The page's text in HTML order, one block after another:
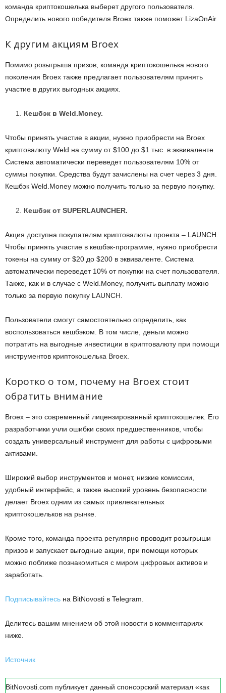
команда криптокошелька выберет другого пользователя.
Определить нового победителя Broex также поможет LizaOnAir.
К другим акциям Broex
Помимо розыгрыша призов, команда криптокошелька нового
поколения Broex также предлагает пользователям принять
участие в других выгодных акциях.
Кешбэк в Weld.Money.
Чтобы принять участие в акции, нужно приобрести на Broex
криптовалюту Weld на сумму от $100 до $1 тыс. в эквиваленте.
Система автоматически переведет пользователям 10% от
суммы покупки. Средства будут зачислены на счет через 3 дня.
Кешбэк Weld.Money можно получить только за первую покупку.
Кешбэк от SUPERLAUNCHER.
Акция доступна покупателям криптовалюты проекта – LAUNCH.
Чтобы принять участие в кешбэк-программе, нужно приобрести
токены на сумму от $20 до $200 в эквиваленте. Система
автоматически переведет 10% от покупки на счет пользователя.
Также, как и в случае с Weld.Money, получить выплату можно
только за первую покупку LAUNCH.
Пользователи смогут самостоятельно определить, как
воспользоваться кешбэком. В том числе, деньги можно
потратить на выгодные инвестиции в криптовалюту при помощи
инструментов криптокошелька Broex.
Коротко о том, почему на Broex стоит
обратить внимание
Broex – это современный лицензированный криптокошелек. Его
разработчики учли ошибки своих предшественников, чтобы
создать универсальный инструмент для работы с цифровыми
активами.
Широкий выбор инструментов и монет, низкие комиссии,
удобный интерфейс, а также высокий уровень безопасности
делает Broex одним из самых привлекательных
криптокошельков на рынке.
Кроме того, команда проекта регулярно проводит розыгрыши
призов и запускает выгодные акции, при помощи которых
можно поближе познакомиться с миром цифровых активов и
заработать.
Подписывайтесь на BitNovosti в Telegram.
Делитесь вашим мнением об этой новости в комментариях
ниже.
Источник
BitNovosti.com публикует данный спонсорский материал «как